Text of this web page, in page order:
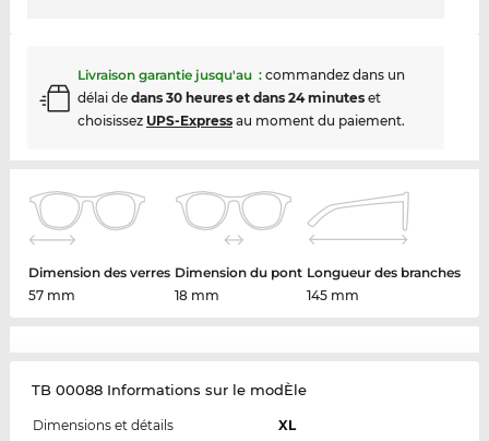
Livraison garantie jusqu'au : commandez dans un
délai de dans 30 heures et dans 24 minuteset
choisissez UPS-Expressau moment du paiement.
Dimension des verres
57 mm
Dimension du pont
18 mm
Longueur des branches
145 mm
TB 00088 Informations sur le modÈle
Dimensions et détails
XL